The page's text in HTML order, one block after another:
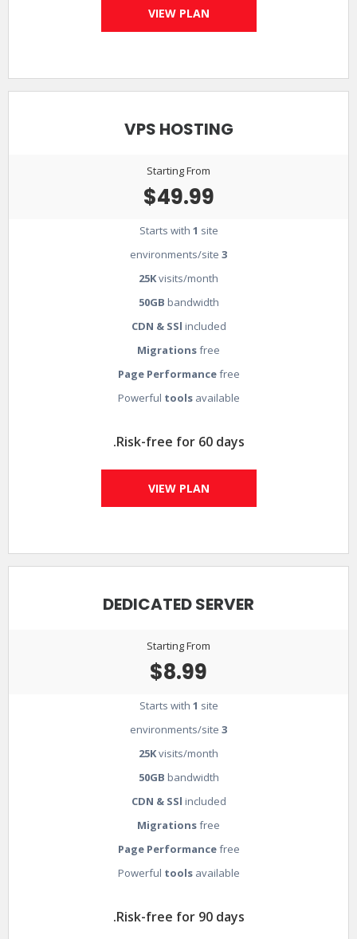
VIEW PLAN
VPS HOSTING
Starting From
$49.99
Starts with 1 site
3
25Kvisits/month
50GB bandwidth
CDN & SSl included
Migrationsfree
Page Performancefree
Powerful toolsavailable
Risk-free for 60 days.
VIEW PLAN
DEDICATED SERVER
Starting From
$8.99
Starts with 1 site
3
25Kvisits/month
50GB bandwidth
CDN & SSl included
Migrationsfree
Page Performancefree
Powerful toolsavailable
Risk-free for 90 days.